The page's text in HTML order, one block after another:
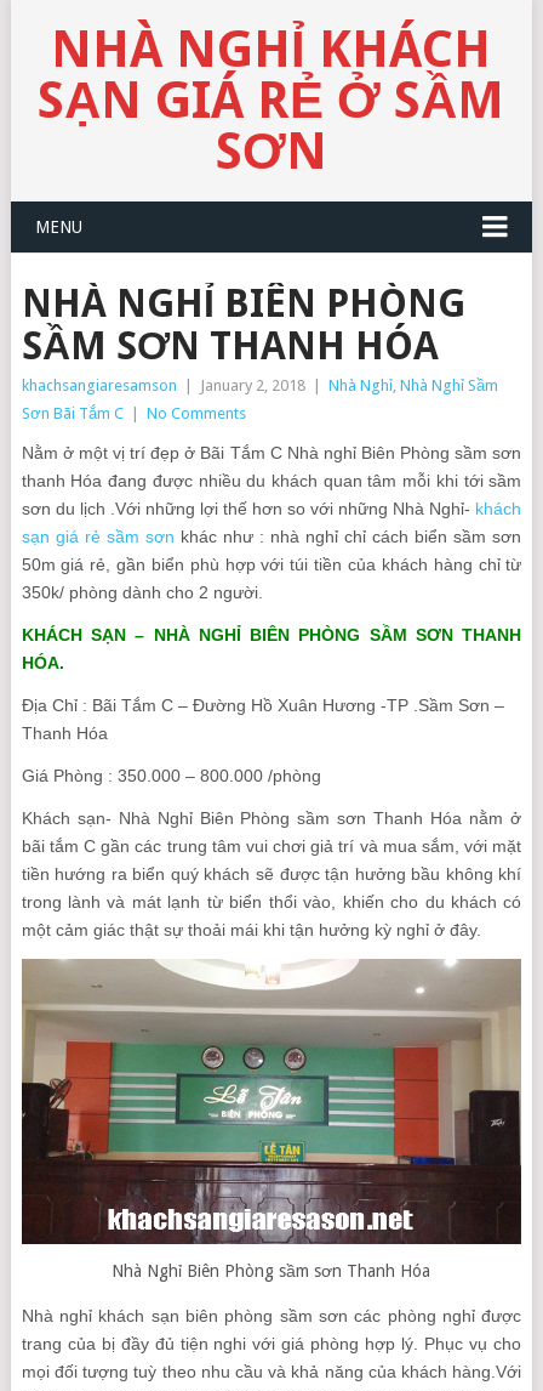
NHÀ NGHỈ KHÁCH
SẠN GIÁ RẺ Ở SẦM
SƠN
MENU
NHÀ NGHỈ BIÊN PHÒNG
SẦM SƠN THANH HÓA
khachsangiaresamson January 2, 2018 Nhà Nghỉ, Nhà Nghỉ Sầm
Sơn Bãi Tắm C
No Comments
Nằm ở một vị trí đẹp ở Bãi Tắm C Nhà nghỉ Biên Phòng sầm sơn
thanh Hóa đang được nhiều du khách quan tâm mỗi khi tới sầm
sơn du lịch .Với những lợi thế hơn so với những Nhà Nghỉ- khách
sạn giá rẻ sầm sơn khác như : nhà nghỉ chỉ cách biển sầm sơn
50m giá rẻ, gần biển phù hợp với túi tiền của khách hàng chỉ từ
350k/ phòng dành cho 2 người.
KHÁCH SẠN – NHÀ NGHỈ BIÊN PHÒNG SẦM SƠN THANH
HÓA.
Địa Chỉ : Bãi Tắm C – Đường Hồ Xuân Hương -TP .Sầm Sơn –
Thanh Hóa
Giá Phòng : 350.000 – 800.000 /phòng
Khách sạn- Nhà Nghỉ Biên Phòng sầm sơn Thanh Hóa nằm ở
bãi tắm C gần các trung tâm vui chơi giả trí và mua sắm, với mặt
tiền hướng ra biển quý khách sẽ được tận hưởng bầu không khí
trong lành và mát lạnh từ biển thổi vào, khiến cho du khách có
một cảm giác thật sự thoải mái khi tận hưởng kỳ nghỉ ở đây.
Nhà Nghỉ Biên Phòng sầm sơn Thanh Hóa
Nhà nghỉ khách sạn biên phòng sầm sơn các phòng nghỉ được
trang của bị đầy đủ tiện nghi với giá phòng hợp lý. Phục vụ cho
mọi đối tượng tuỳ theo nhu cầu và khả năng của khách hàng.Với